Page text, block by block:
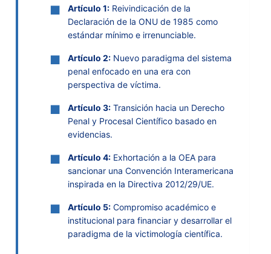
■ Artículo 1: Reivindicación de la
Declaración de la ONU de 1985 como
estándar mínimo e irrenunciable.
■ Artículo 2: Nuevo paradigma del sistema
penal enfocado en una era con
perspectiva de víctima.
■ Artículo 3: Transición hacia un Derecho
Penal y Procesal Científico basado en
evidencias.
■ Artículo 4: Exhortación a la OEA para
sancionar una Convención Interamericana
inspirada en la Directiva 2012/29/UE.
■ Artículo 5: Compromiso académico e
institucional para financiar y desarrollar el
paradigma de la victimología científica.